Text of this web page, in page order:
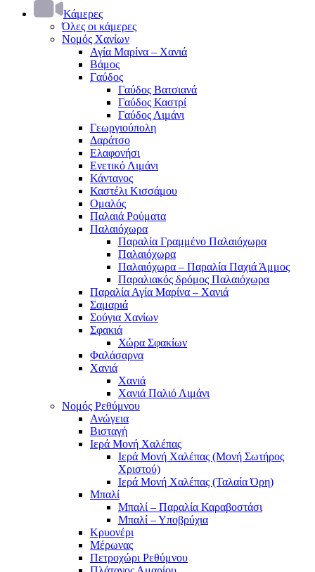
Κάμερες
Όλες οι κάμερες
Νομός Χανίων
Αγία Μαρίνα – Χανιά
Βάμος
Γαύδος
Γαύδος Βατσιανά
Γαύδος Καστρί
Γαύδος Λιμάνι
Γεωργιούπολη
Δαράτσο
Ελαφονήσι
Ενετικό Λιμάνι
Κάντανος
Καστέλι Κισσάμου
Ομαλός
Παλαιά Ρούματα
Παλαιόχωρα
Παραλία Γραμμένο Παλαιόχωρα
Παλαιόχωρα
Παλαιόχωρα – Παραλία Παχιά Άμμος
Παραλιακός δρόμος Παλαιόχωρα
Παραλία Αγία Μαρίνα – Χανιά
Σαμαριά
Σούγια Χανίων
Σφακιά
Χώρα Σφακίων
Φαλάσαρνα
Χανιά
Χανιά
Χανιά Παλιό Λιμάνι
Νομός Ρεθύμνου
Ανώγεια
Βισταγή
Ιερά Μονή Χαλέπας
Ιερά Μονή Χαλέπας (Μονή Σωτήρος
Χριστού)
Ιερά Μονή Χαλέπας (Ταλαία Όρη)
Μπαλί
Μπαλί – Παραλία Καραβοστάσι
Μπαλί – Υποβρύχια
Κρυονέρι
Μέρωνας
Πετροχώρι Ρεθύμνου